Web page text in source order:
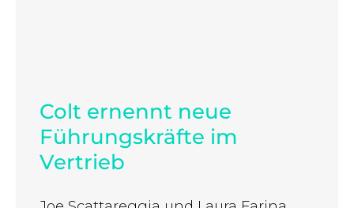
Colt ernennt neue
Führungskräfte im
Vertrieb